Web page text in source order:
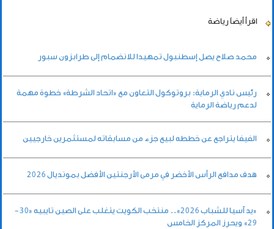
اقرأ أيضاً رياضة
محمد صلاح يصل إسطنبول تمهيدا للانضمام إلى طرابزون سبور
رئيس نادي الرماية: بروتوكول التعاون مع «اتحاد الشرطة» خطوة مهمة
لدعم رياضة الرماية
الفيفا يتراجع عن خططه لبيع جزء من مسابقاته لمستثمرين خارجيين
هدف مدافع الرأس الأخضر في مرمى الأرجنتين الأفضل بمونديال 2026
«يد آسيا للشباب 2026».. منتخب الكويت يتغلب على الصين تايبيه «30-
29» ويحرز المركز الخامس